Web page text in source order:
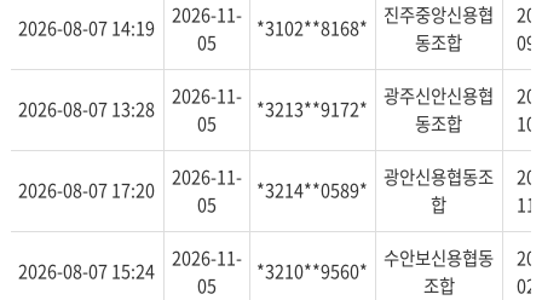
2026-08-07 14:19
2026-11-
05
*3102**8168*
진주중앙신용협
동조합
2026-08-07 13:28
2026-11-
05
*3213**9172*
광주신안신용협
동조합
2026-08-07 17:20
2026-11-
05
*3214**0589*
광안신용협동조
합
2026-08-07 15:24
2026-11-
05
*3210**9560*
수안보신용협동
조합